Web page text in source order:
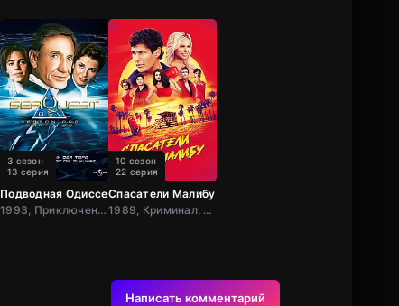
Подводная Одиссея
1993, Приключения, Фантастика, Семейный, Боевик, США
3 сезон
13 серия
Спасатели Малибу
1989, Криминал, Приключения, Боевик, Зарубежный, Мелодрама, Драма, США
10 сезон
22 серия
Написать комментарий